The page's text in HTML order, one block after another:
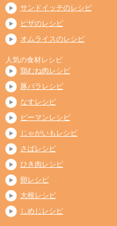
サンドイッチのレシピ
ピザのレシピ
オムライスのレシピ
人気の食材レシピ
鶏むね肉レシピ
豚バラレシピ
なすレシピ
ピーマンレシピ
じゃがいもレシピ
さばレシピ
ひき肉レシピ
卵レシピ
大根レシピ
しめじレシピ